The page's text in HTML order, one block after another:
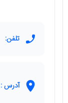
تلفن:
آدرس :